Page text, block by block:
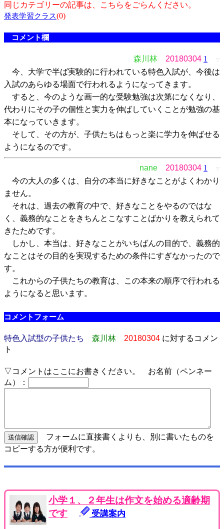
同じカテゴリーの記事は、こちらをごらんください。
発表学習クラス(0)
コメント欄
森川林 20180304 1 ▽
今、大学で半ば実験的に行われている特色入試が、今後は
入試のあらゆる場面で行われるようになってきます。
すると、今のような画一的な受験勉強は次第になくなり、
代わりにその子の個性と実力を伸ばしていくことが勉強の基
本になっていきます。
そして、その方が、子供たちはもっと楽に学力を伸ばせる
ようになるのです。
nane 20180304 1 ▽
今の大人の多くは、自分の本当に好きなことがよくわかり
ません。
それは、過去の教育の中で、好きなことをやるのではな
く、義務的なことをきちんとこなすことばかりを教えられて
きたためです。
しかし、本当は、好きなことがいちばんの目的で、義務的
なことはその目的を実現するための条件にすぎなかったので
す。
これからの子供たちの教育は、この本来の順序で行われる
ようになると思います。
コメントフォーム
特色入試型の子供たち 森川林 20180304 に対するコメン
ト
▽コメントはここにお書きください。 お名前（ペンネー
ム）：
フォームに直接書くよりも、別に書いたものを
コピーする方が便利です。
小学１、２年生は作文を始める適齢期
です
受講案内